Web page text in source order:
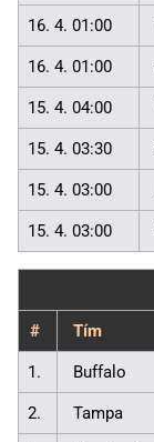
16. 4. 01:00
16. 4. 01:00
15. 4. 04:00
15. 4. 03:30
15. 4. 03:00
15. 4. 03:00
# Tím
1. Buffalo
2. Tampa